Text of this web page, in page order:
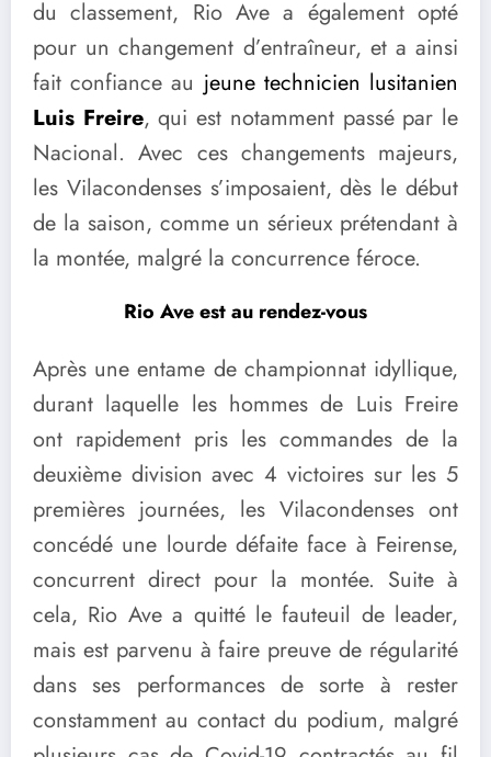
du classement, Rio Ave a également opté
pour un changement d’entraîneur, et a ainsi
fait confiance au jeune technicien lusitanien
Luis Freire, qui est notamment passé par le
Nacional. Avec ces changements majeurs,
les Vilacondenses s’imposaient, dès le début
de la saison, comme un sérieux prétendant à
la montée, malgré la concurrence féroce.
Rio Ave est au rendez-vous
Après une entame de championnat idyllique,
durant laquelle les hommes de Luis Freire
ont rapidement pris les commandes de la
deuxième division avec 4 victoires sur les 5
premières journées, les Vilacondenses ont
concédé une lourde défaite face à Feirense,
concurrent direct pour la montée. Suite à
cela, Rio Ave a quitté le fauteuil de leader,
mais est parvenu à faire preuve de régularité
dans ses performances de sorte à rester
constamment au contact du podium, malgré